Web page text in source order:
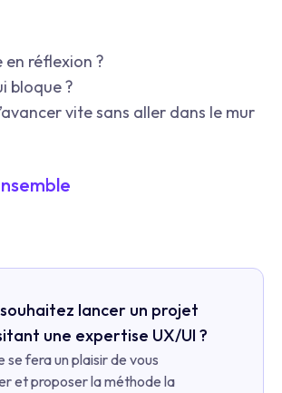
réflexion ?
bloque ?
vite sans aller dans le mur
lancer un projet
une expertise UX/UI ?
se fera un plaisir de vous
et proposer la méthode la